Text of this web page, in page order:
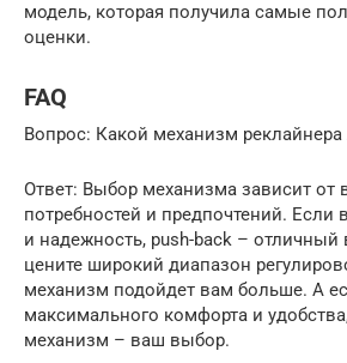
модель, которая получила самые
оценки.
FAQ
Вопрос: Какой механизм
Ответ: Выбор механизма зависит от
потребностей и предпочтений. Если
и надежность, push-back – отличный
цените широкий диапазон
механизм подойдет вам больше. А
максимального комфорта и
механизм – ваш выбор.